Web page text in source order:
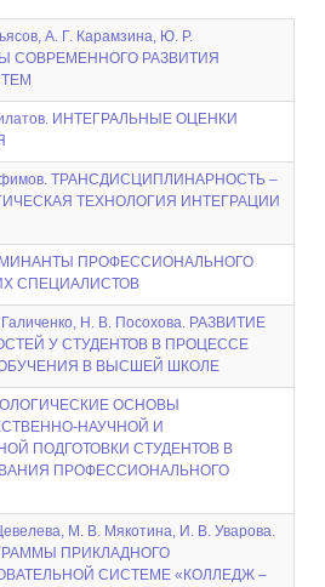
А. Г. Карамзина, Ю. Р.
СОВРЕМЕННОГО РАЗВИТИЯ
ИНТЕГРАЛЬНЫЕ ОЦЕНКИ
ТРАНСДИСЦИПЛИНАРНОСТЬ –
ТЕХНОЛОГИЯ ИНТЕГРАЦИИ
ПРОФЕССИОНАЛЬНОГО
СПЕЦИАЛИСТОВ
Н. В. Посохова. РАЗВИТИЕ
У СТУДЕНТОВ В ПРОЦЕССЕ
В ВЫСШЕЙ ШКОЛЕ
ОСНОВЫ
НАУЧНОЙ И
ПОДГОТОВКИ СТУДЕНТОВ В
ПРОФЕССИОНАЛЬНОГО
М. В. Мякотина, И. В. Уварова.
ПРИКЛАДНОГО
СИСТЕМЕ «КОЛЛЕДЖ –